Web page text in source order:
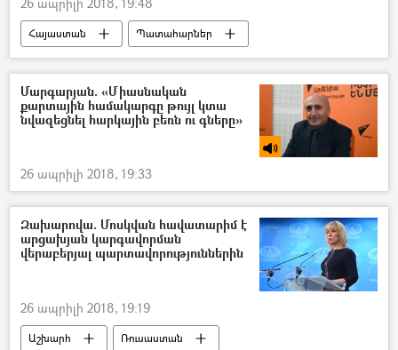
Հայաստան Պատահարներ
Մարգարյան. «Միասնական
քարտային համակարգը թույլ կտա
նվազեցնել հարկային բեռն ու գները»
26 ապրիլի 2018, 19:33
Զախարովա. Մոսկվան հավատարիմ է
արցախյան կարգավորման
վերաբերյալ պարտավորություններին
26 ապրիլի 2018, 19:19
Աշխարհ Ռուսաստան